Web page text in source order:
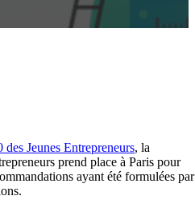
des Jeunes Entrepreneurs, la
prend place à Paris pour
ayant été formulées par